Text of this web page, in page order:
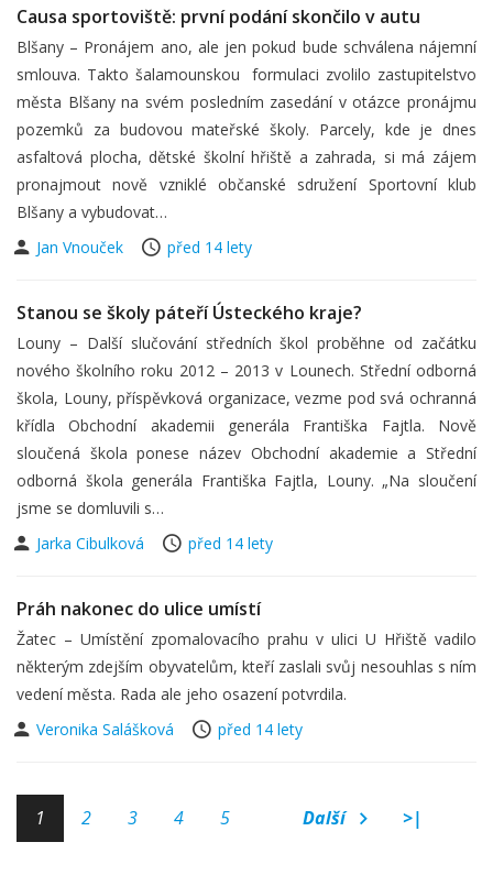
Causa sportoviště: první podání skončilo v autu
Blšany – Pronájem ano, ale jen pokud bude schválena nájemní
smlouva. Takto šalamounskou formulaci zvolilo zastupitelstvo
města Blšany na svém posledním zasedání v otázce pronájmu
pozemků za budovou mateřské školy. Parcely, kde je dnes
asfaltová plocha, dětské školní hřiště a zahrada, si má zájem
pronajmout nově vzniklé občanské sdružení Sportovní klub
Blšany a vybudovat…
Jan Vnouček
před 14 lety
Stanou se školy páteří Ústeckého kraje?
Louny – Další slučování středních škol proběhne od začátku
nového školního roku 2012 – 2013 v Lounech. Střední odborná
škola, Louny, příspěvková organizace, vezme pod svá ochranná
křídla Obchodní akademii generála Františka Fajtla. Nově
sloučená škola ponese název Obchodní akademie a Střední
odborná škola generála Františka Fajtla, Louny. „Na sloučení
jsme se domluvili s…
Jarka Cibulková
před 14 lety
Práh nakonec do ulice umístí
Žatec – Umístění zpomalovacího prahu v ulici U Hřiště vadilo
některým zdejším obyvatelům, kteří zaslali svůj nesouhlas s ním
vedení města. Rada ale jeho osazení potvrdila.
Veronika Salášková
před 14 lety
1 2 3 4 5 Další >|